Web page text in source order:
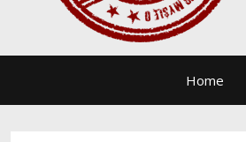
Home